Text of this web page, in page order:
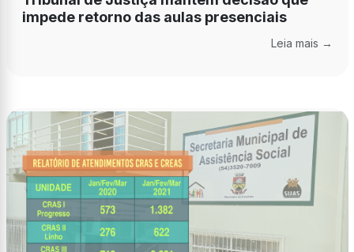
impede retorno das aulas presenciais
Leia mais →